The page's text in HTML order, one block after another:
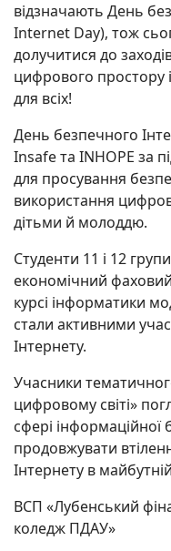
відзначають День
Internet Day), тож
долучитися до
цифрового простору
для всіх!
День безпечного
Insafe та INHOPE за
для просування
використання
дітьми й молоддю.
Студенти 11 і 12
економічний
курсі інформатики
стали активними
Інтернету.
Учасники
цифровому світі»
сфері
продовжувати
Інтернету в
ВСП «Лубенський
коледж ПДАУ»